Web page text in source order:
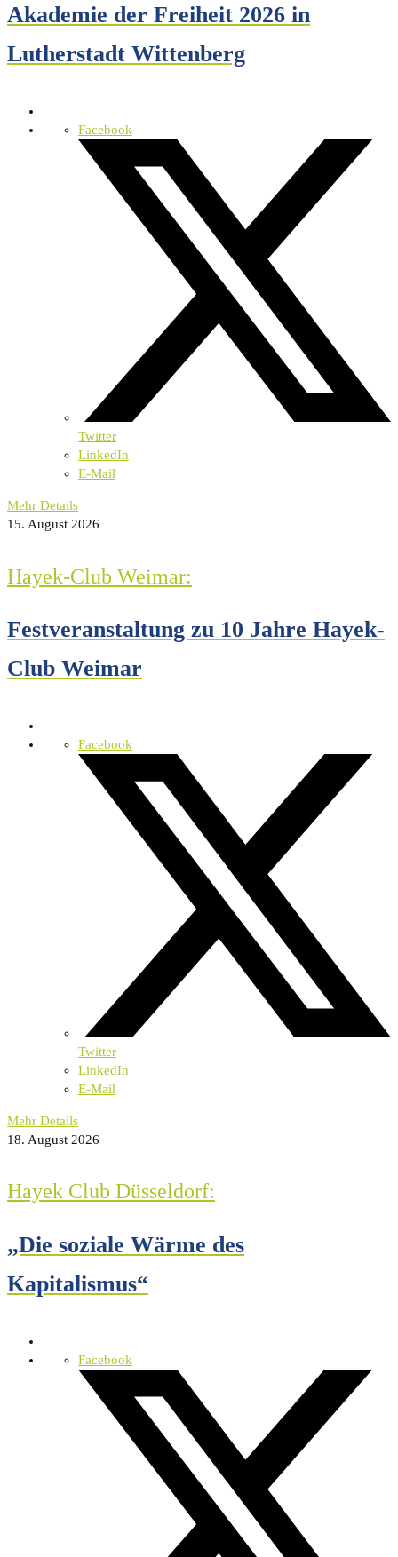
Akademie der Freiheit 2026 in
Lutherstadt Wittenberg
Facebook
Twitter
LinkedIn
E-Mail
Mehr Details
15. August 2026
Hayek-Club Weimar:
Festveranstaltung zu 10 Jahre Hayek-
Club Weimar
Facebook
Twitter
LinkedIn
E-Mail
Mehr Details
18. August 2026
Hayek Club Düsseldorf:
„Die soziale Wärme des
Kapitalismus“
Facebook